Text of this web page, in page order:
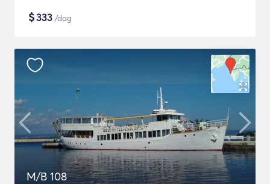
$333 /dag
M/B 108